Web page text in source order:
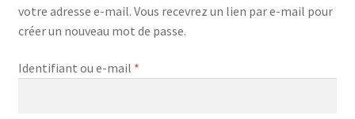
Des articles
Vidéos
votre adresse e-mail. Vous recevrez un lien par e-mail pour
créer un nouveau mot de passe.
Identifiant ou e-mail *Obligatoire